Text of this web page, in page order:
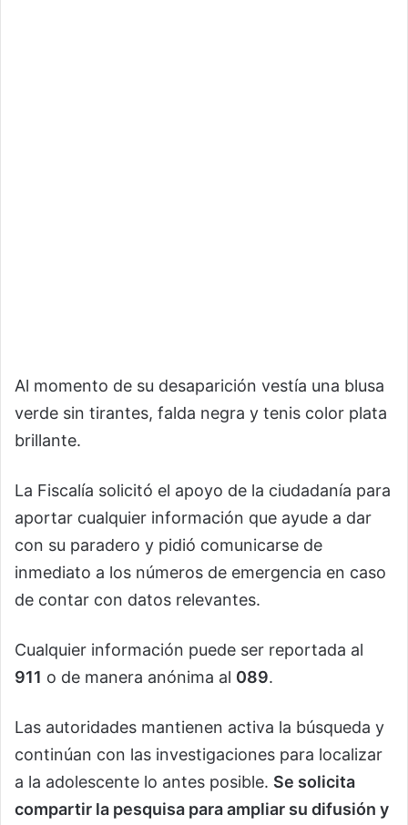
Al momento de su desaparición vestía una blusa
verde sin tirantes, falda negra y tenis color plata
brillante.
La Fiscalía solicitó el apoyo de la ciudadanía para
aportar cualquier información que ayude a dar
con su paradero y pidió comunicarse de
inmediato a los números de emergencia en caso
de contar con datos relevantes.
Cualquier información puede ser reportada al
911 o de manera anónima al 089.
Las autoridades mantienen activa la búsqueda y
continúan con las investigaciones para localizar
a la adolescente lo antes posible. Se solicita
compartir la pesquisa para ampliar su difusión y